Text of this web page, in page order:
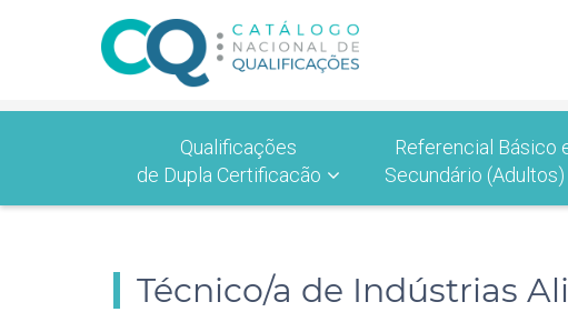
Qualificações
de Dupla Certificacão
Referencial Básico
Secundário (Adultos)
Técnico/a de Indústrias